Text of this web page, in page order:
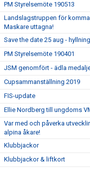
PM Styrelsemöte 190513
Landslagstruppen för
Maskare uttagna!
Save the date 25 aug -
PM Styrelsemöte 190401
JSM genomfört - ädla
Cupsammanställning 2019
FIS-update
Ellie Nordberg till ungdoms
Var med och påverka
alpina åkare!
Klubbjackor
Klubbjackor & liftkort